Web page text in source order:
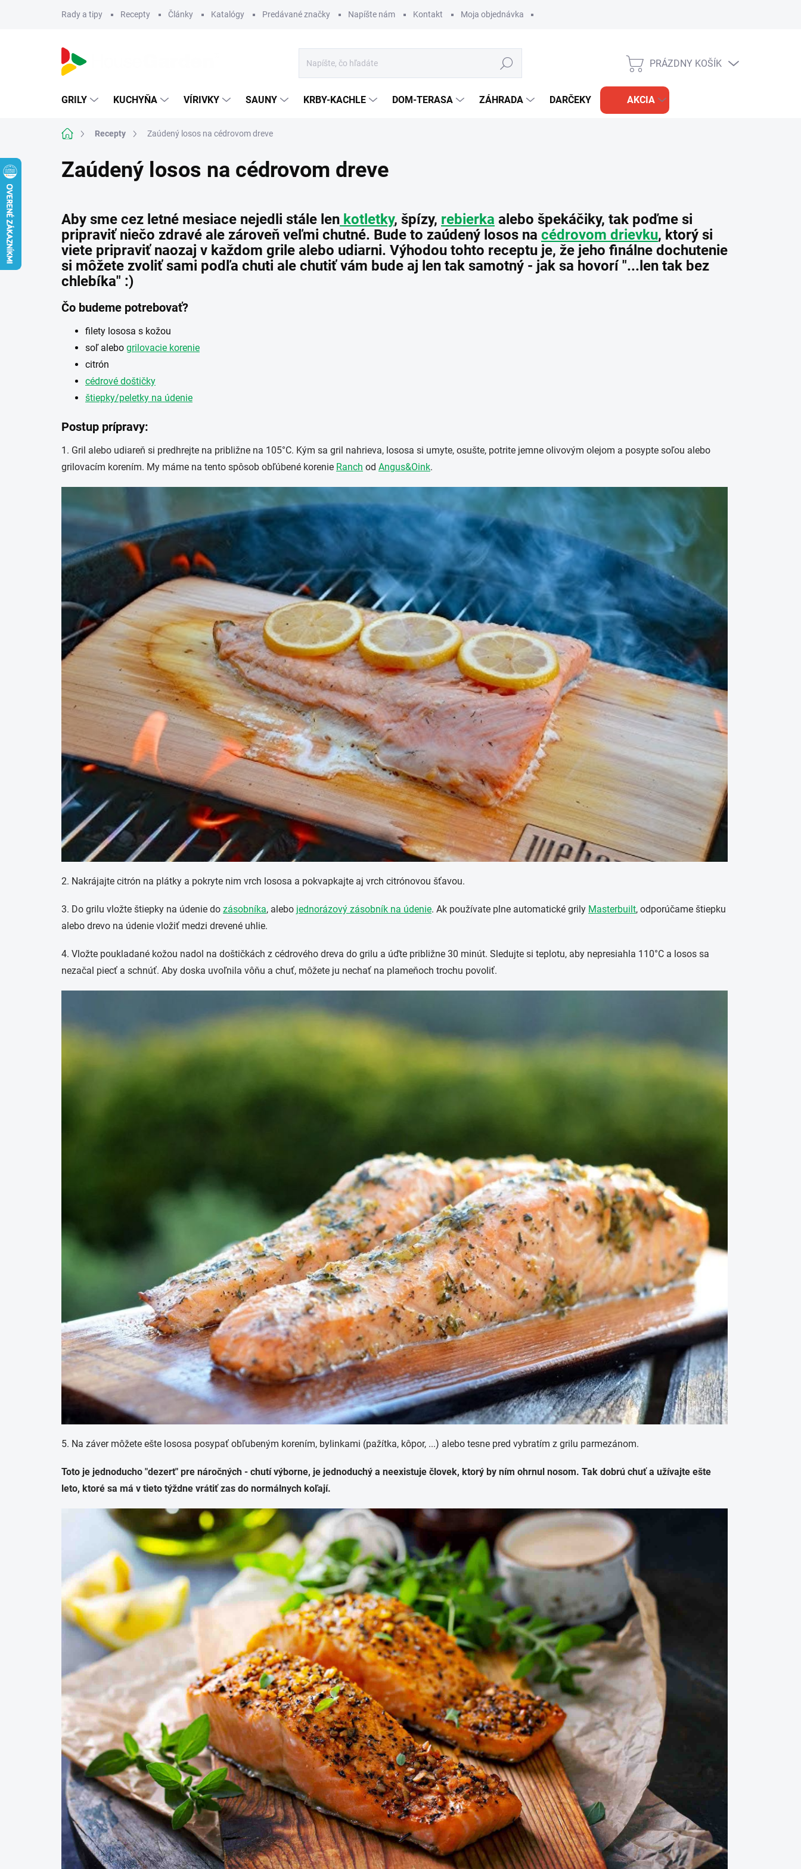
Rady a tipy Recepty Články Katalógy Predávané značky Napíšte nám Kontakt Moja objednávka
Hľadať
NÁKUPNÝ
PRÁZDNY KOŠÍK
GRILY KUCHYŇA VÍRIVKY SAUNY KRBY-KACHLE DOM-TERASA ZÁHRADA DARČEKY AKCIA
DomovRecepty Zaúdený losos na cédrovom dreve
Zaúdený losos na cédrovom dreve
Aby sme cez letné mesiace nejedli stále len kotletky, špízy, rebierka alebo špekáčiky, tak poďme si
pripraviť niečo zdravé ale zároveň veľmi chutné. Bude to zaúdený losos na cédrovom drievku, ktorý si
viete pripraviť naozaj v každom grile alebo udiarni. Výhodou tohto receptu je, že jeho finálne dochutenie
si môžete zvoliť sami podľa chuti ale chutiť vám bude aj len tak samotný - jak sa hovorí "...len tak bez
chlebíka" :)
Čo budeme potrebovať?
filety lososa s kožou
soľ alebo grilovacie korenie
citrón
cédrové doštičky
štiepky/peletky na údenie
Postup prípravy:
1. Gril alebo udiareň si predhrejte na približne na 105°C. Kým sa gril nahrieva, lososa si umyte, osušte, potrite jemne olivovým olejom a posypte soľou alebo
grilovacím korením. My máme na tento spôsob obľúbené korenie Ranch od Angus&Oink.
2. Nakrájajte citrón na plátky a pokryte nim vrch lososa a pokvapkajte aj vrch citrónovou šťavou.
3. Do grilu vložte štiepky na údenie do zásobníka, alebo jednorázový zásobník na údenie. Ak používate plne automatické grily Masterbuilt, odporúčame štiepku
alebo drevo na údenie vložiť medzi drevené uhlie.
4. Vložte poukladané kožou nadol na doštičkách z cédrového dreva do grilu a úďte približne 30 minút. Sledujte si teplotu, aby nepresiahla 110°C a losos sa
nezačal piecť a schnúť. Aby doska uvoľnila vôňu a chuť, môžete ju nechať na plameňoch trochu povoliť.
5. Na záver môžete ešte lososa posypať obľubeným korením, bylinkami (pažítka, kôpor, ...) alebo tesne pred vybratím z grilu parmezánom.
Toto je jednoducho "dezert" pre náročných - chutí výborne, je jednoduchý a neexistuje človek, ktorý by ním ohrnul nosom. Tak dobrú chuť a užívajte ešte
leto, ktoré sa má v tieto týždne vrátiť zas do normálnych koľají.